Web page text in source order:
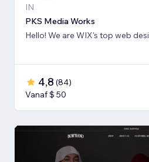
IN
PKS Media Works
Hello! We are WIX's top web
4,8 (84)
Vanaf $ 50